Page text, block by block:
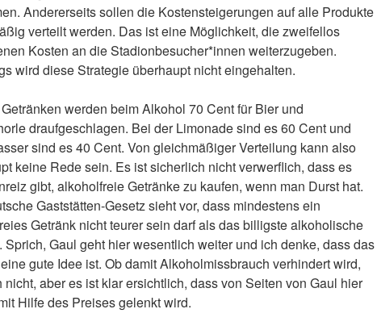
Andererseits sollen die Kostensteigerungen auf alle Produkte
verteilt werden. Das ist eine Möglichkeit, die zweifellos
Kosten an die Stadionbesucher*innen weiterzugeben.
wird diese Strategie überhaupt nicht eingehalten.
werden beim Alkohol 70 Cent für Bier und
draufgeschlagen. Bei der Limonade sind es 60 Cent und
sind es 40 Cent. Von gleichmäßiger Verteilung kann also
keine Rede sein. Es ist sicherlich nicht verwerflich, dass es
gibt, alkoholfreie Getränke zu kaufen, wenn man Durst hat.
Gaststätten-Gesetz sieht vor, dass mindestens ein
Getränk nicht teurer sein darf als das billigste alkoholische
Sprich, Gaul geht hier wesentlich weiter und ich denke, dass das
gute Idee ist. Ob damit Alkoholmissbrauch verhindert wird,
aber es ist klar ersichtlich, dass von Seiten von Gaul hier
Hilfe des Preises gelenkt wird.